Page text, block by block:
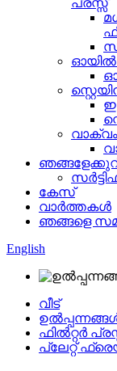
പ്രസ്സ്
വാക്വം
കേസ്
വാർത്തകൾ
ഞങ്ങളെ
English
വീട്
ഫിൽറ്റർ
പ്ലേറ്റ്